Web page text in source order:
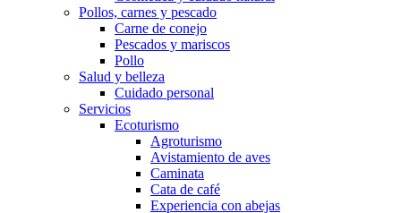
Pollos, carnes y pescado
Carne de conejo
Pescados y mariscos
Pollo
Salud y belleza
Cuidado personal
Servicios
Ecoturismo
Agroturismo
Avistamiento de aves
Caminata
Cata de café
Experiencia con abejas